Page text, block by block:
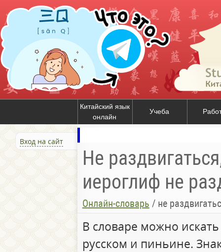
Китайский язык
онлайн
Учеба
Вход на сайт
Не
иероглиф не
Онлайн-словарь / не
В словаре можно
русском и пиньине.